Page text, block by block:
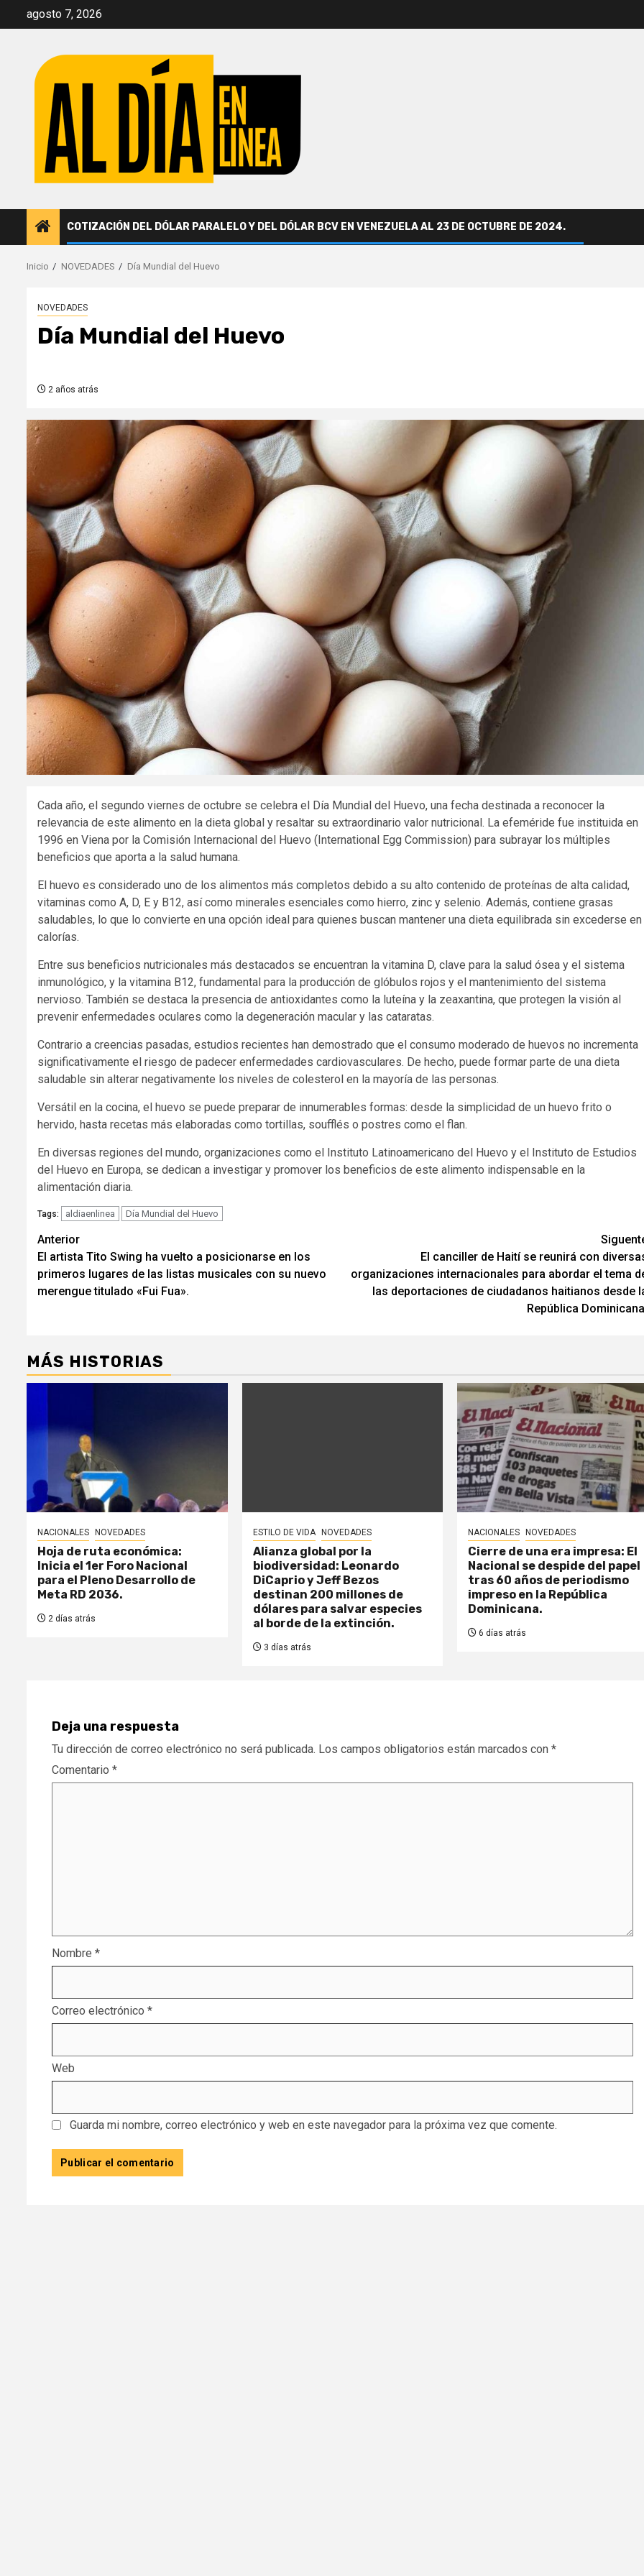
agosto 7, 2026
COTIZACIÓN DEL DÓLAR PARALELO Y DEL DÓLAR BCV EN VENEZUELA AL 23 DE OCTUBRE DE 2024.
Inicio NOVEDADES Día Mundial del Huevo
NOVEDADES
Día Mundial del Huevo
2 años atrás
Cada año, el segundo viernes de octubre se celebra el Día Mundial del Huevo, una fecha destinada a reconocer la
relevancia de este alimento en la dieta global y resaltar su extraordinario valor nutricional. La efeméride fue instituida en
1996 en Viena por la Comisión Internacional del Huevo (International Egg Commission) para subrayar los múltiples
beneficios que aporta a la salud humana.
El huevo es considerado uno de los alimentos más completos debido a su alto contenido de proteínas de alta calidad,
vitaminas como A, D, E y B12, así como minerales esenciales como hierro, zinc y selenio. Además, contiene grasas
saludables, lo que lo convierte en una opción ideal para quienes buscan mantener una dieta equilibrada sin excederse en
calorías.
Entre sus beneficios nutricionales más destacados se encuentran la vitamina D, clave para la salud ósea y el sistema
inmunológico, y la vitamina B12, fundamental para la producción de glóbulos rojos y el mantenimiento del sistema
nervioso. También se destaca la presencia de antioxidantes como la luteína y la zeaxantina, que protegen la visión al
prevenir enfermedades oculares como la degeneración macular y las cataratas.
Contrario a creencias pasadas, estudios recientes han demostrado que el consumo moderado de huevos no incrementa
significativamente el riesgo de padecer enfermedades cardiovasculares. De hecho, puede formar parte de una dieta
saludable sin alterar negativamente los niveles de colesterol en la mayoría de las personas.
Versátil en la cocina, el huevo se puede preparar de innumerables formas: desde la simplicidad de un huevo frito o
hervido, hasta recetas más elaboradas como tortillas, soufflés o postres como el flan.
En diversas regiones del mundo, organizaciones como el Instituto Latinoamericano del Huevo y el Instituto de Estudios
del Huevo en Europa, se dedican a investigar y promover los beneficios de este alimento indispensable en la
alimentación diaria.
Tags: aldiaenlinea Día Mundial del Huevo
Navegación
de
entradas
Anterior
El artista Tito Swing ha vuelto a posicionarse en los
primeros lugares de las listas musicales con su nuevo
merengue titulado «Fui Fua».
El canciller de Haití se reunirá con
organizaciones internacionales para abordar el tema
las deportaciones de ciudadanos haitianos desde
República
MÁS HISTORIAS
NACIONALES NOVEDADES
Hoja de ruta económica:
Inicia el 1er Foro Nacional
para el Pleno Desarrollo de
Meta RD 2036.
2 días atrás
ESTILO DE VIDA NOVEDADES
Alianza global por la
biodiversidad: Leonardo
DiCaprio y Jeff Bezos
destinan 200 millones de
dólares para salvar especies
al borde de la extinción.
3 días atrás
NACIONALES NOVEDADES
Cierre de una era impresa: El
Nacional se despide del papel
tras 60 años de periodismo
impreso en la República
Dominicana.
6 días atrás
Deja una respuesta
Tu dirección de correo electrónico no será publicada. Los campos obligatorios están marcados con *
Comentario *
Nombre *
Correo electrónico *
Web
Guarda mi nombre, correo electrónico y web en este navegador para la próxima vez que comente.